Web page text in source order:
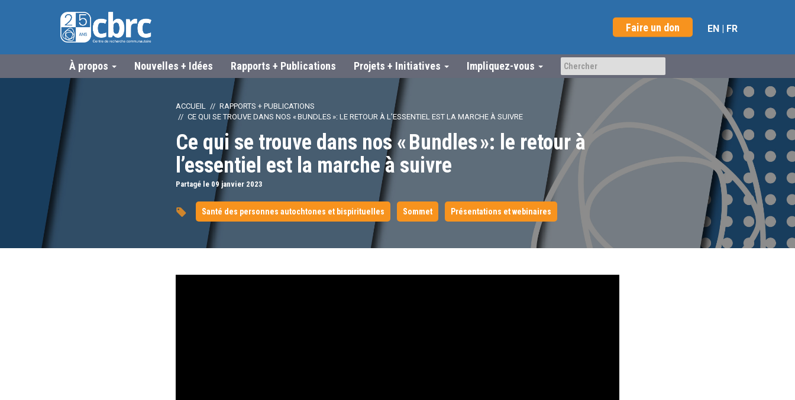
Faire un don EN | FR
À propos Nouvelles + Idées Rapports + Publications Projets + Initiatives Impliquez-vous
ACCUEIL
RAPPORTS + PUBLICATIONS
CE QUI SE TROUVE DANS NOS « BUNDLES »: LE RETOUR À L’ESSENTIEL EST LA MARCHE À SUIVRE
Ce qui se trouve dans nos « Bundles »: le retour à
l’essentiel est la marche à suivre
Partagé le 09 janvier 2023
Santé des personnes autochtones et bispirituelles Sommet Présentations et webinaires